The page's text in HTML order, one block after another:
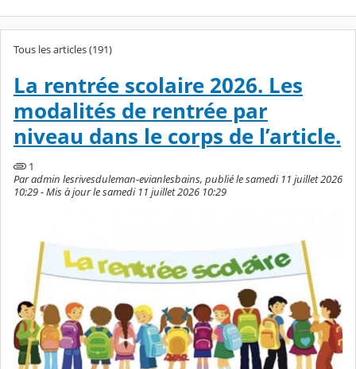
Tous les articles (191)
La rentrée scolaire 2026. Les
modalités de rentrée par
niveau dans le corps de l’article.
1
Par admin lesrivesduleman-evianlesbains, publié le samedi 11 juillet 2026
10:29 - Mis à jour le samedi 11 juillet 2026 10:29